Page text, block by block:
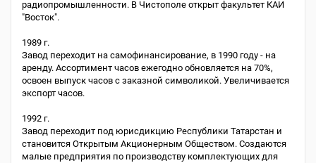
радиопромышленности. В Чистополе открыт факультет КАИ
"Восток".
1989 г.
Завод переходит на самофинансирование, в 1990 году - на
аренду. Ассортимент часов ежегодно обновляется на 70%,
освоен выпуск часов с заказной символикой. Увеличивается
экспорт часов.
1992 г.
Завод переходит под юрисдикцию Республики Татарстан и
становится Открытым Акционерным Обществом. Создаются
малые предприятия по производству комплектующих для